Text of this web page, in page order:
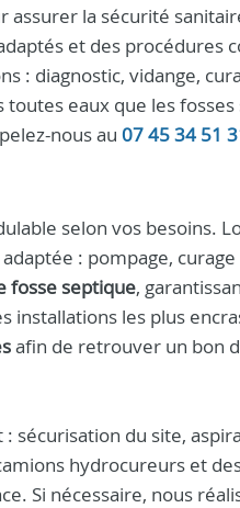
la sécurité
et des procédures
: diagnostic, vidange,
eaux que les
nous au 07 45 34 51
selon vos besoins.
: pompage,
fosse septique,
installations les plus
afin de retrouver un bon
sécurisation du site,
hydrocureurs et
Si nécessaire, nous